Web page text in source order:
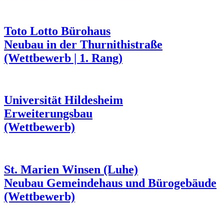
Toto Lotto Bürohaus
Neubau in der Thurnithistraße
(Wettbewerb | 1. Rang)
Universität Hildesheim
Erweiterungsbau
(Wettbewerb)
St. Marien Winsen (Luhe)
Neubau Gemeindehaus und Bürogebäude
(Wettbewerb)